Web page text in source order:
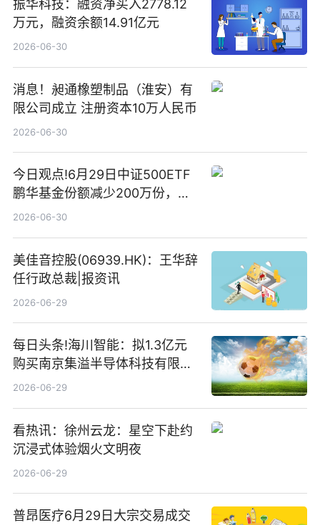
振华科技：融资净买入2778.12
万元，融资余额14.91亿元
2026-06-30
消息！昶通橡塑制品（淮安）有
限公司成立 注册资本10万人民币
2026-06-30
今日观点!6月29日中证500ETF
鹏华基金份额减少200万份，重
仓股亨通光电、赤峰黄金、佰维
2026-06-30
美佳音控股(06939.HK)：王华辞
任行政总裁|报资讯
2026-06-29
每日头条!海川智能：拟1.3亿元
购买南京集溢半导体科技有限公
司15.3%股权
2026-06-29
看热讯：徐州云龙：星空下赴约
沉浸式体验烟火文明夜
2026-06-29
普昂医疗6月29日大宗交易成交